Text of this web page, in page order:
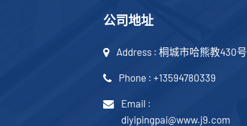
公司地址
Address : 桐城市哈熊教430号
Phone : +13594780339
Email :
diyipingpai@www.j9.com